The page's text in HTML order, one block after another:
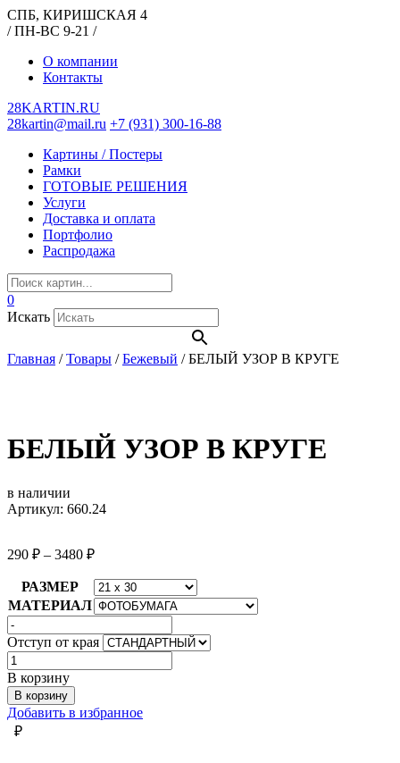
СПБ, КИРИШСКАЯ 4
/ ПН-ВС 9-21 /
О компании
Контакты
28KARTIN.RU
28kartin@mail.ru +7 (931) 300-16-88
Картины / Постеры
Рамки
ГОТОВЫЕ РЕШЕНИЯ
Услуги
Доставка и оплата
Портфолио
Распродажа
0
Искать
Главная /Товары /Бежевый /БЕЛЫЙ УЗОР В КРУГЕ
БЕЛЫЙ УЗОР В КРУГЕ
в наличии
Артикул: 660.24
290 ₽ – 3480 ₽
РАЗМЕР
МАТЕРИАЛ
Отступ от края
Количество
товара
БЕЛЫЙ
УЗОР
В
КРУГЕ
В корзину
В корзину
Добавить в избранное
₽